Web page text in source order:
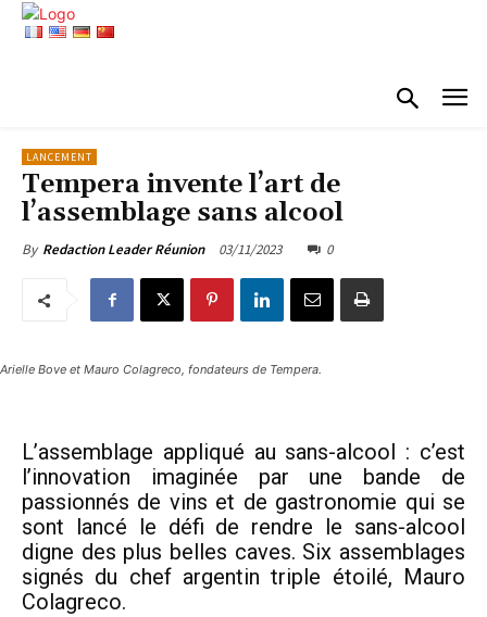
LANCEMENT
Tempera invente l’art de
l’assemblage sans alcool
By Redaction Leader Réunion 03/11/2023 0
Arielle Bove et Mauro Colagreco, fondateurs de Tempera.
L’assemblage appliqué au sans-alcool : c’est
l’innovation imaginée par une bande de
passionnés de vins et de gastronomie qui se
sont lancé le défi de rendre le sans-alcool
digne des plus belles caves. Six assemblages
signés du chef argentin triple étoilé, Mauro
Colagreco.